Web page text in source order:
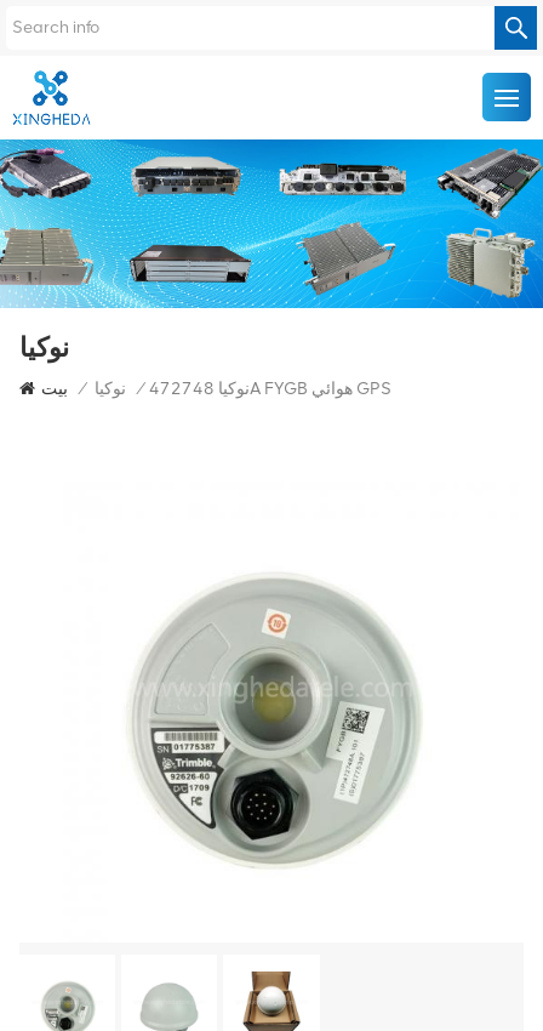
نوكيا
بيت / نوكيا / نوكيا 472748A FYGB هوائي GPS